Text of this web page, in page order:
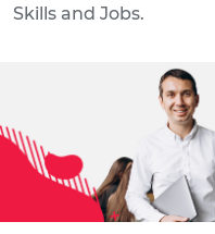
Skills and Jobs.